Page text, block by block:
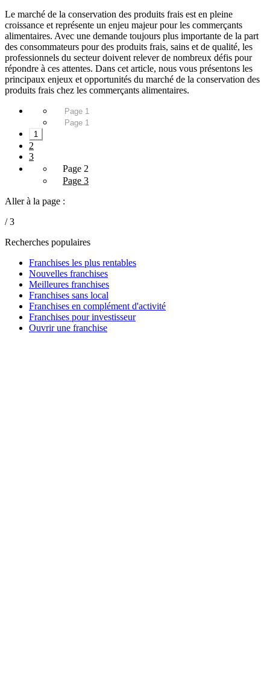
Le marché de la conservation des produits frais est en pleine
croissance et représente un enjeu majeur pour les commerçants
alimentaires. Avec une demande toujours plus importante de la part
des consommateurs pour des produits frais, sains et de qualité, les
professionnels du secteur doivent relever de nombreux défis pour
répondre à ces attentes. Dans cet article, nous vous présentons les
principaux enjeux et opportunités du marché de la conservation des
produits frais chez les commerçants alimentaires.
Page 1
Page 1
1
2
3
Page 2
Page 3
Aller à la page :
/ 3
Recherches populaires
Franchises les plus rentables
Nouvelles franchises
Meilleures franchises
Franchises sans local
Franchises en complément d'activité
Franchises pour investisseur
Ouvrir une franchise